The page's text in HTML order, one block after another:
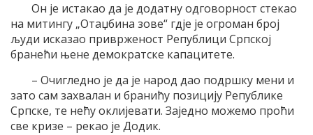
Он је истакао да је додатну одговорност стекао
на митингу „Отаџбина зове“ гдје је огроман број
људи исказао приврженост Републици Српској
бранећи њене демократске капацитете.
– Очигледно је да је народ дао подршку мени и
зато сам захвалан и бранићу позицију Републике
Српске, те нећу оклијевати. Заједно можемо проћи
све кризе – рекао је Додик.